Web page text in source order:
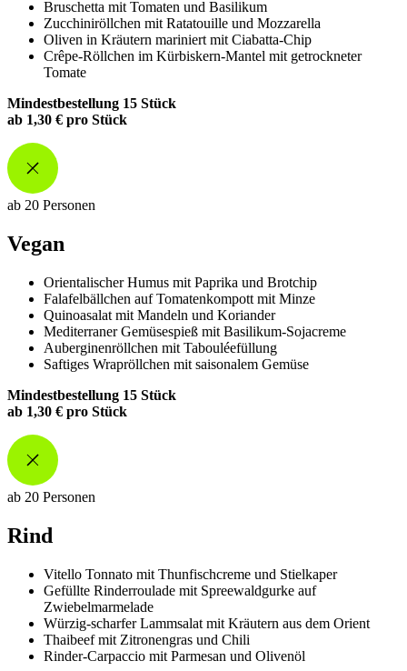
Bruschetta mit Tomaten und Basilikum
Zucchiniröllchen mit Ratatouille und Mozzarella
Oliven in Kräutern mariniert mit Ciabatta-Chip
Crêpe-Röllchen im Kürbiskern-Mantel mit getrockneter
Tomate
Mindestbestellung 15 Stück
ab 1,30 € pro Stück
ab 20 Personen
Vegan
Orientalischer Humus mit Paprika und Brotchip
Falafelbällchen auf Tomatenkompott mit Minze
Quinoasalat mit Mandeln und Koriander
Mediterraner Gemüsespieß mit Basilikum-Sojacreme
Auberginenröllchen mit Tabouléefüllung
Saftiges Wrapröllchen mit saisonalem Gemüse
Mindestbestellung 15 Stück
ab 1,30 € pro Stück
ab 20 Personen
Rind
Vitello Tonnato mit Thunfischcreme und Stielkaper
Gefüllte Rinderroulade mit Spreewaldgurke auf
Zwiebelmarmelade
Würzig-scharfer Lammsalat mit Kräutern aus dem Orient
Thaibeef mit Zitronengras und Chili
Rinder-Carpaccio mit Parmesan und Olivenöl